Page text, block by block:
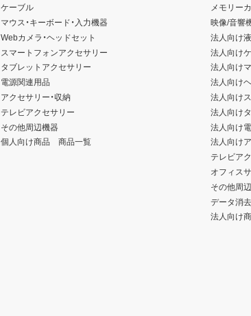
ケーブル
マウス・キーボード・入力機器
Webカメラ・ヘッドセット
スマートフォンアクセサリー
タブレットアクセサリー
電源関連用品
アクセサリー・収納
テレビアクセサリー
その他周辺機器
個人向け商品 商品一覧
メモリー
映像/音響
法人向け
法人向け
法人向け
法人向け
法人向け
法人向け
法人向け
法人向け
テレビア
オフィス
その他周
データ消去
法人向け